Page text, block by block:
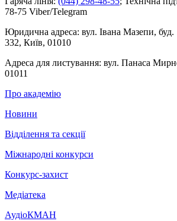
78-75 Viber/Telegram
Юридична адреса: вул. Івана Мазепи,
332, Київ, 01010
Адреса для листування: вул. Панаса
01011
Про академію
Новини
Відділення та секції
Міжнародні конкурси
Конкурс-захист
Медіатека
АудіоКМАН